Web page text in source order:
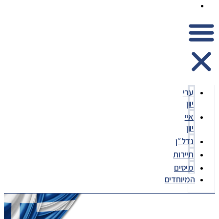
ערי
יוון
איי
יוון
נדל״ן
תיירות
מיסים
המיוחדים